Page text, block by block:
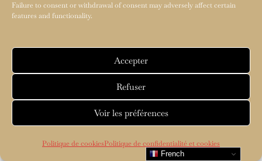
Failure to consent or withdrawal of consent may adversely affect certain
features and functionality.
Accepter
Refuser
Voir les préférences
Politique de cookiesPolitique de confidentialité et cookies
French